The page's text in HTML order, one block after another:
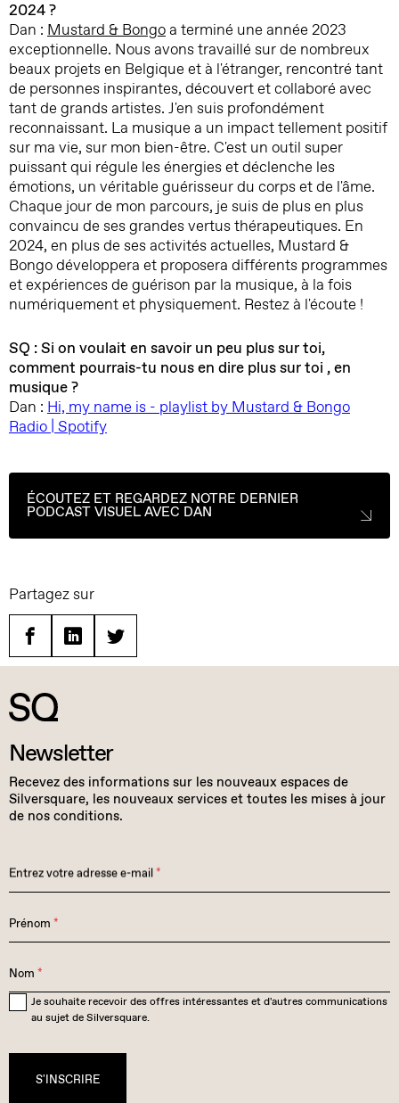
2024 ?
Dan : Mustard & Bongo a terminé une année 2023
exceptionnelle. Nous avons travaillé sur de nombreux
beaux projets en Belgique et à l'étranger, rencontré tant
de personnes inspirantes, découvert et collaboré avec
tant de grands artistes. J'en suis profondément
reconnaissant. La musique a un impact tellement positif
sur ma vie, sur mon bien-être. C'est un outil super
puissant qui régule les énergies et déclenche les
émotions, un véritable guérisseur du corps et de l'âme.
Chaque jour de mon parcours, je suis de plus en plus
convaincu de ses grandes vertus thérapeutiques. En
2024, en plus de ses activités actuelles, Mustard &
Bongo développera et proposera différents programmes
et expériences de guérison par la musique, à la fois
numériquement et physiquement. Restez à l'écoute !
SQ : Si on voulait en savoir un peu plus sur toi,
comment pourrais-tu nous en dire plus sur toi , en
musique ?
Dan : Hi, my name is - playlist by Mustard & Bongo
Radio | Spotify
ÉCOUTEZ ET REGARDEZ NOTRE DERNIER
PODCAST VISUEL AVEC DAN
Partagez sur
FacebookLinkedinTwitter
Newsletter
Recevez des informations sur les nouveaux espaces de
Silversquare, les nouveaux services et toutes les mises à jour
de nos conditions.
Entrez votre adresse e-mail*
Prénom *
Nom *
Je souhaite recevoir des offres intéressantes et d'autres communications
au sujet de Silversquare.
S'INSCRIRE